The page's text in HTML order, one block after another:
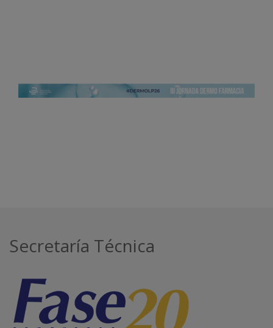
Secretaría Técnica